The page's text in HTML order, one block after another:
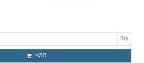
Stk
KØB